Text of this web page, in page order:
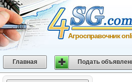
Агросправочник
Главная Подать